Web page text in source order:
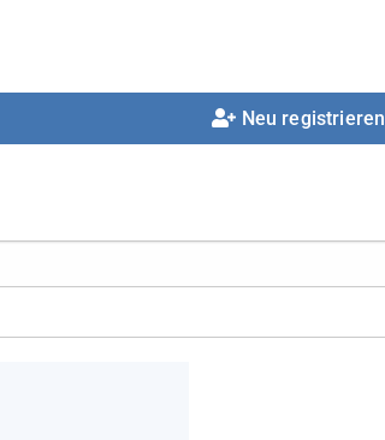
Neu registrieren